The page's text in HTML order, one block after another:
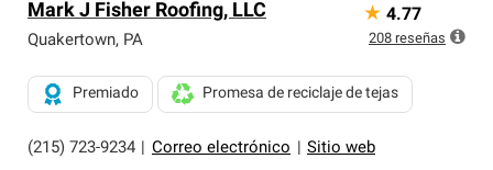
Mark J Fisher Roofing, LLC
Quakertown, PA
(215) 723-9234 Correo electrónico Sitio web
Premiado Promesa de reciclaje de tejas
★ 4.77
208 reseñas